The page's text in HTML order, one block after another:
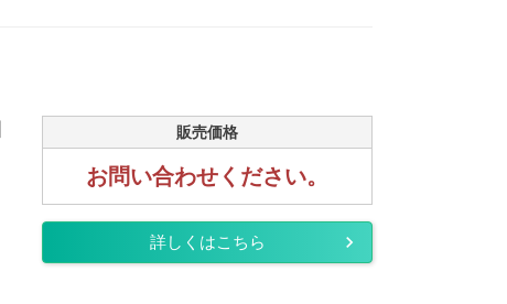
販売価格
お問い合わせください。
詳しくはこちら